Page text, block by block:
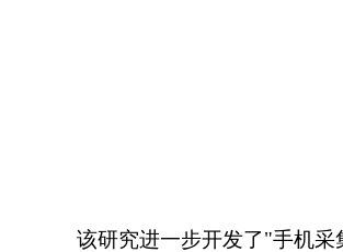
该研究进一步开发了"手机